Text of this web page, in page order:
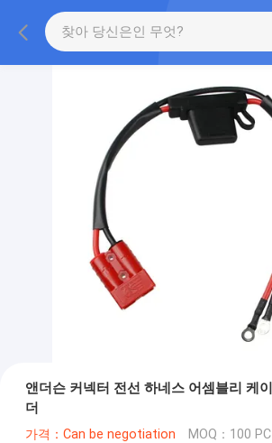
앤더슨 커넥터 전선 하네스 어셈블리 케이블 플러그 퓨즈 홀
더
가격：Can be negotiation MOQ：100 PC